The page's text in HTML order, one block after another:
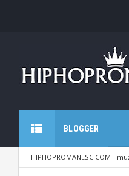
BLOGGER
HIPHOPROMANESC.COM -
Cuvintecevindeca (album 2010)